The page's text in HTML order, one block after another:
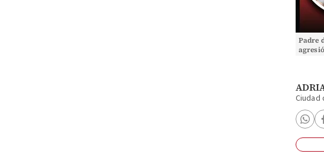
Padre
Ciudad